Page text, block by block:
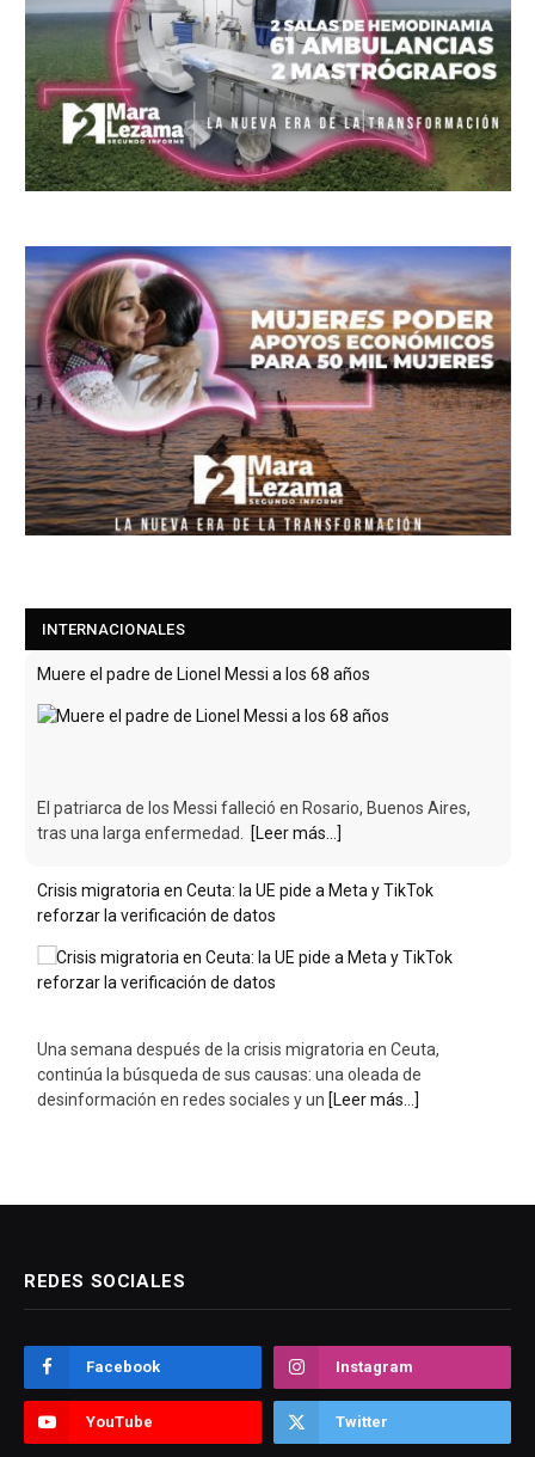
INTERNACIONALES
Muere el padre de Lionel Messi a los 68 años
tras una larga enfermedad.[Leer más...]
reforzar la verificación de datos
continúa la búsqueda de sus causas: una oleada de
desinformación en redes sociales y un[Leer más...]
REDES SOCIALES
Facebook Instagram
YouTube Twitter